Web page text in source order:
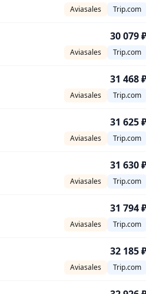
Aviasales Trip.com
30 079
Aviasales Trip.com
31 468
Aviasales Trip.com
31 625
Aviasales Trip.com
31 630
Aviasales Trip.com
31 794
Aviasales Trip.com
32 185
Aviasales Trip.com